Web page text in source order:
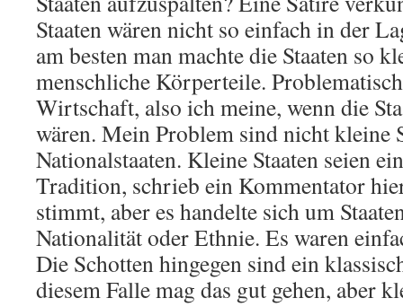
Staaten wären nicht so einfach in der
am besten man machte die Staaten so
menschliche Körperteile.
Wirtschaft, also ich meine, wenn die
wären. Mein Problem sind nicht kleine
Nationalstaaten. Kleine Staaten seien
Tradition, schrieb ein Kommentator
stimmt, aber es handelte sich um
Nationalität oder Ethnie. Es waren
Die Schotten hingegen sind ein
diesem Falle mag das gut gehen, aber